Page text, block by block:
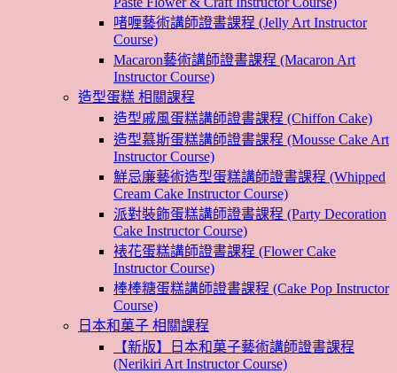
啫喱藝術講師證書課程 (Jelly Art Instructor
Course)
Macaron藝術講師證書課程 (Macaron Art
Instructor Course)
造型蛋糕 相關課程
造型戚風蛋糕講師證書課程 (Chiffon Cake)
造型慕斯蛋糕講師證書課程 (Mousse Cake Art
Instructor Course)
鮮忌廉藝術造型蛋糕講師證書課程 (Whipped
Cream Cake Instructor Course)
派對裝飾蛋糕講師證書課程 (Party Decoration
Cake Instructor Course)
裱花蛋糕講師證書課程 (Flower Cake
Instructor Course)
棒棒糖蛋糕講師證書課程 (Cake Pop Instructor
Course)
日本和菓子 相關課程
【新版】日本和菓子藝術講師證書課程
(Nerikiri Art Instructor Course)